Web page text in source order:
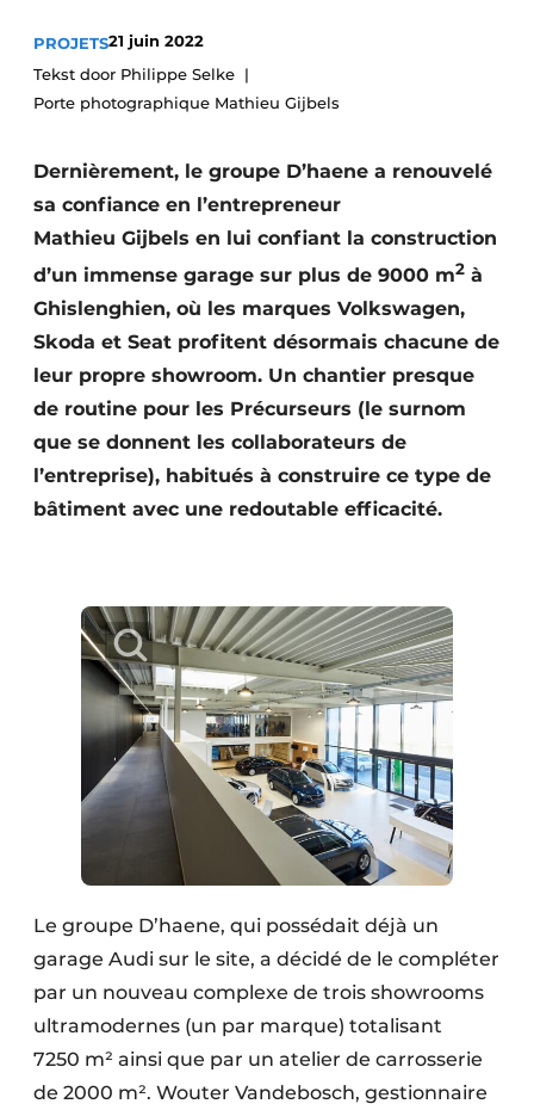
Video’s
Construction bois
Contrôle d’accès
Éclairage
Fondations
Façades
Géotextiles
Infrastructures souterraines et égouttage
Rénovation
Sécurité incendie
Software
Techniques ferroviaires
Travaux ferroviaires
PROJETS21 juin 2022
Tekst door Philippe Selke
Porte photographique Mathieu Gijbels
Dernièrement, le groupe D’haene a renouvelé
sa confiance en l’entrepreneur
Mathieu Gijbels en lui confiant la construction
d’un immense garage sur plus de 9000 m2 à
Ghislenghien, où les marques Volkswagen,
Skoda et Seat profitent désormais chacune de
leur propre showroom. Un chantier presque
de routine pour les Précurseurs (le surnom
que se donnent les collaborateurs de
l’entreprise), habitués à construire ce type de
bâtiment avec une redoutable efficacité.
Le groupe D’haene, qui possédait déjà un
garage Audi sur le site, a décidé de le compléter
par un nouveau complexe de trois showrooms
ultramodernes (un par marque) totalisant
7250 m² ainsi que par un atelier de carrosserie
de 2000 m². Wouter Vandebosch, gestionnaire